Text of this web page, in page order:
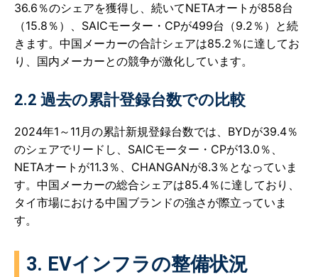
36.6％のシェアを獲得し、続いてNETAオートが858台
（15.8％）、SAICモーター・CPが499台（9.2％）と続
きます。中国メーカーの合計シェアは85.2％に達してお
り、国内メーカーとの競争が激化しています。
2.2 過去の累計登録台数での比較
2024年1～11月の累計新規登録台数では、BYDが39.4％
のシェアでリードし、SAICモーター・CPが13.0％、
NETAオートが11.3％、CHANGANが8.3％となっていま
す。中国メーカーの総合シェアは85.4％に達しており、
タイ市場における中国ブランドの強さが際立っていま
す。
3. EVインフラの整備状況